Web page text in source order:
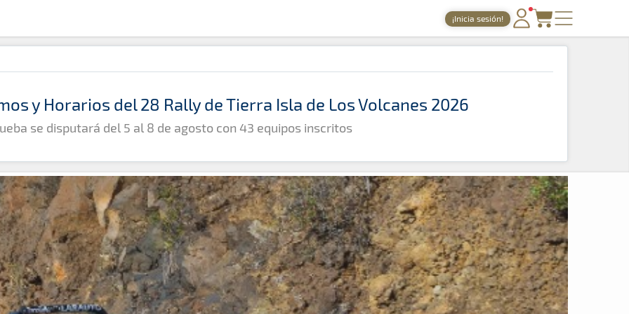
¡Inicia sesión!
PORTADA
TIEMPOS ONLINE
GALERÍAS
TIENDA
ARCHIVO
y Horarios del 28 Rally de Tierra Isla de Los Volcanes 2026
se disputará del 5 al 8 de agosto con 43 equipos inscritos